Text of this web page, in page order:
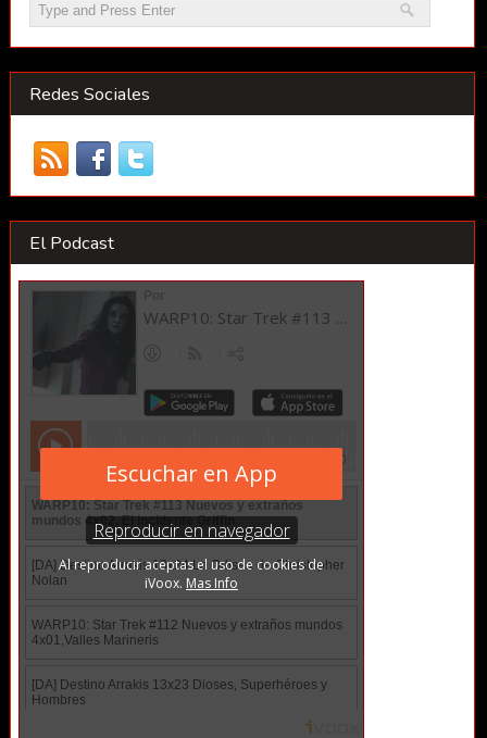
Redes Sociales
El Podcast